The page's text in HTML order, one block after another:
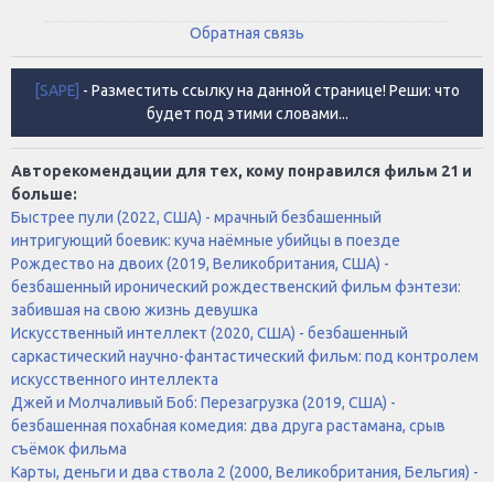
Обратная связь
[SAPE] - Разместить ссылку на данной странице! Реши: что
будет под этими словами...
Авторекомендации для тех, кому понравился фильм 21 и
больше:
Быстрее пули (2022, США) - мрачный безбашенный
интригующий боевик: куча наёмные убийцы в поезде
Рождество на двоих (2019, Великобритания, США) -
безбашенный иронический рождественский фильм фэнтези:
забившая на свою жизнь девушка
Искусственный интеллект (2020, США) - безбашенный
саркастический научно-фантастический фильм: под контролем
искусственного интеллекта
Джей и Молчаливый Боб: Перезагрузка (2019, США) -
безбашенная похабная комедия: два друга растамана, срыв
съёмок фильма
Карты, деньги и два ствола 2 (2000, Великобритания, Бельгия) -